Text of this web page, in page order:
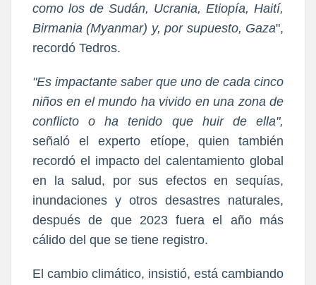
como los de Sudán, Ucrania, Etiopía, Haití,
Birmania (Myanmar) y, por supuesto, Gaza",
recordó Tedros.
"Es impactante saber que uno de cada cinco
niños en el mundo ha vivido en una zona de
conflicto o ha tenido que huir de ella",
señaló el experto etíope, quien también
recordó el impacto del calentamiento global
en la salud, por sus efectos en sequías,
inundaciones y otros desastres naturales,
después de que 2023 fuera el año más
cálido del que se tiene registro.
El cambio climático, insistió, está cambiando